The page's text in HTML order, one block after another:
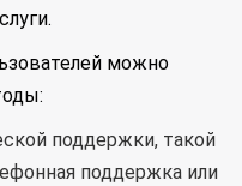
можно
поддержки, такой
поддержка или